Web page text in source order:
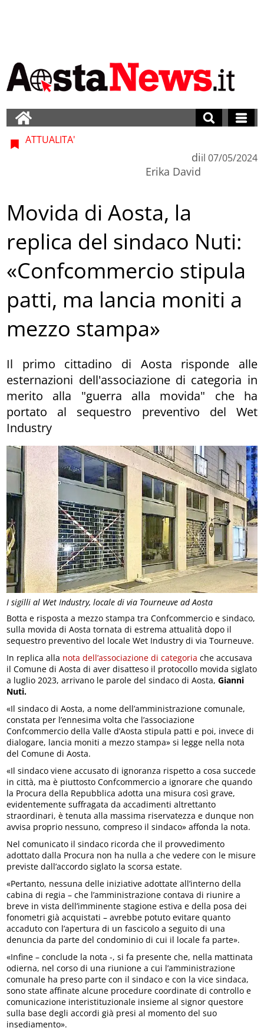
I sigilli al Wet Industry, locale di via Tourneuve ad Aosta
ATTUALITA'
di
Erika David
il 07/05/2024
Movida di Aosta, la
replica del sindaco Nuti:
«Confcommercio stipula
patti, ma lancia moniti a
mezzo stampa»
Il primo cittadino di Aosta risponde alle
esternazioni dell'associazione di categoria in
merito alla "guerra alla movida" che ha
portato al sequestro preventivo del Wet
Industry
Botta e risposta a mezzo stampa tra Confcommercio e sindaco,
sulla movida di Aosta tornata di estrema attualità dopo il
sequestro preventivo del locale Wet Industry di via Tourneuve.
In replica alla nota dell’associazione di categoria che accusava
il Comune di Aosta di aver disatteso il protocollo movida siglato
a luglio 2023, arrivano le parole del sindaco di Aosta,Gianni
Nuti.
«Il sindaco di Aosta, a nome dell’amministrazione comunale,
constata per l’ennesima volta che l’associazione
Confcommercio della Valle d’Aosta stipula patti e poi, invece di
dialogare, lancia moniti a mezzo stampa» si legge nella nota
del Comune di Aosta.
«Il sindaco viene accusato di ignoranza rispetto a cosa succede
in città, ma è piuttosto Confcommercio a ignorare che quando
la Procura della Repubblica adotta una misura così grave,
evidentemente suffragata da accadimenti altrettanto
straordinari, è tenuta alla massima riservatezza e dunque non
avvisa proprio nessuno, compreso il sindaco» affonda la nota.
Nel comunicato il sindaco ricorda che il provvedimento
adottato dalla Procura non ha nulla a che vedere con le misure
previste dall’accordo siglato la scorsa estate.
«Pertanto, nessuna delle iniziative adottate all’interno della
cabina di regia – che l’amministrazione contava di riunire a
breve in vista dell’imminente stagione estiva e della posa dei
fonometri già acquistati – avrebbe potuto evitare quanto
accaduto con l’apertura di un fascicolo a seguito di una
denuncia da parte del condominio di cui il locale fa parte».
«Infine – conclude la nota -, si fa presente che, nella mattinata
odierna, nel corso di una riunione a cui l’amministrazione
comunale ha preso parte con il sindaco e con la vice sindaca,
sono state affinate alcune procedure coordinate di controllo e
comunicazione interistituzionale insieme al signor questore
sulla base degli accordi già presi al momento del suo
insediamento».